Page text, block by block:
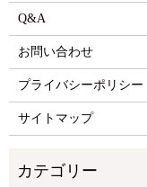
Q&A
お問い合わせ
プライバシーポリシー
サイトマップ